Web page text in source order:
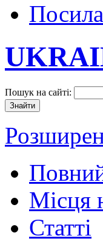
Пошук на сайті:
Місця
Статті